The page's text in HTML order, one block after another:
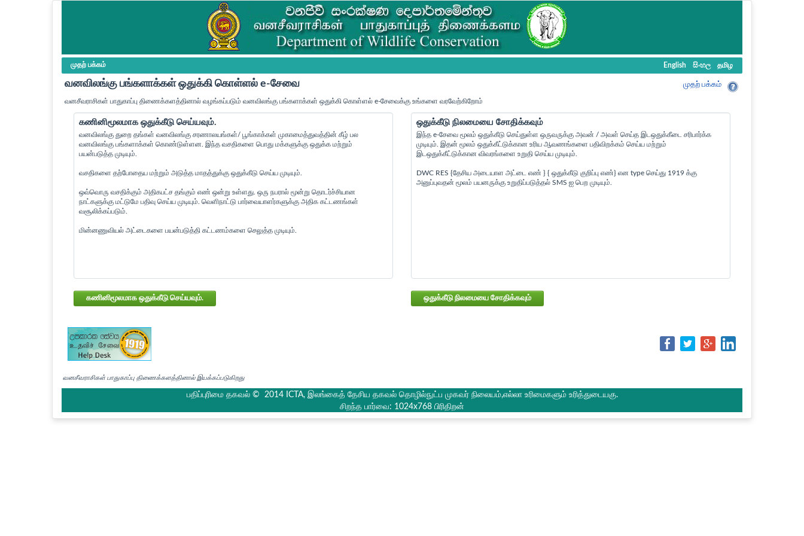
முதற் பக்கம் English සිංහල தமிழ
வனவிலங்கு பங்களாக்கள் ஒதுக்கி கொள்ளல் e-சேவை முதற் பக்கம்
வனசீவராசிகள் பாதுகாப்பு திணைக்களத்தினால் வழங்கப்படும் வனவிலங்கு பங்களாக்கள் ஒதுக்கி கொள்ளல் e-சேவைக்கு உங்களை வரவேற்கிறோம்
கணினிமூலமாக ஒதுக்கீடு செய்யவும்.
வனவிலங்கு துறை தங்கள் வனவிலங்கு சரணாலயங்கள்/ பூங்காக்கள் முகாமைத்துவத்தின் கீழ் பல
வனவிலங்கு பங்களாக்கள் கொண்டுள்ளன. இந்த வசதிகளை பொது மக்களுக்கு ஒதுக்க மற்றும்
பயன்படுத்த முடியும்.
வசதிகளை தற்போதைய மற்றும் அடுத்த மாதத்துக்கு ஒதுக்கீடு செய்ய முடியும்.
ஒவ்வொரு வசதிக்கும் அதிகபட்ச தங்கும் எண் ஒன்று உள்ளது. ஒரு நபரால் மூன்று தொடர்ச்சியான
நாட்களுக்கு மட்டுமே பதிவு செய்ய முடியும். வெளிநாட்டு பார்வையாளர்களுக்கு அதிக கட்டணங்கள்
வசூலிக்கப்படும்.
மின்னணுவியல் அட்டைகளை பயன்படுத்தி கட்டணம்களை செலுத்த முடியும்.
கணினிமூலமாக ஒதுக்கீடு செய்யவும்.
ஒதுக்கீடு நிலமையை சோதிக்கவும்
இந்த e-சேவை மூலம் ஒதுக்கீடு செய்துள்ள ஒருவருக்கு அவன் / அவள் செய்த இடஒதுக்கீடை சரிபார்க்க
முடியும். இதன் மூலம் ஒதுக்கீட்டுக்கான உரிய ஆவணங்களை பதிவிறக்கம் செய்ய மற்றும்
இடஒதுக்கீட்டுக்கான விவரங்களை உறுதி செய்ய முடியும்.
DWC RES {தேசிய அடையாள அட்டை எண் } { ஒதுக்கீடு குறிப்பு எண்} என type செய்து 1919 க்கு
அனுப்புவதன் மூலம் பயனருக்கு உறுதிப்படுத்தல் SMS ஐ பெற முடியும்.
ஒதுக்கீடு நிலமையை சோதிக்கவும்
வனசீவராசிகள் பாதுகாப்பு திணைக்களத்தினால் இயக்கப்படுகிறது
பதிப்புரிமை தகவல் © 2014 ICTA, இலங்கைத் தேசிய தகவல் தொழில்நுட்ப முகவர் நிலையம்,எல்லா உரிமைகளும் உரித்துடையகு.
சிறந்த பார்வை: 1024x768 பிரிதிறன்